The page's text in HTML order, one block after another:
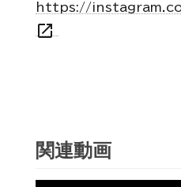
https://
open_in_new
関連動画